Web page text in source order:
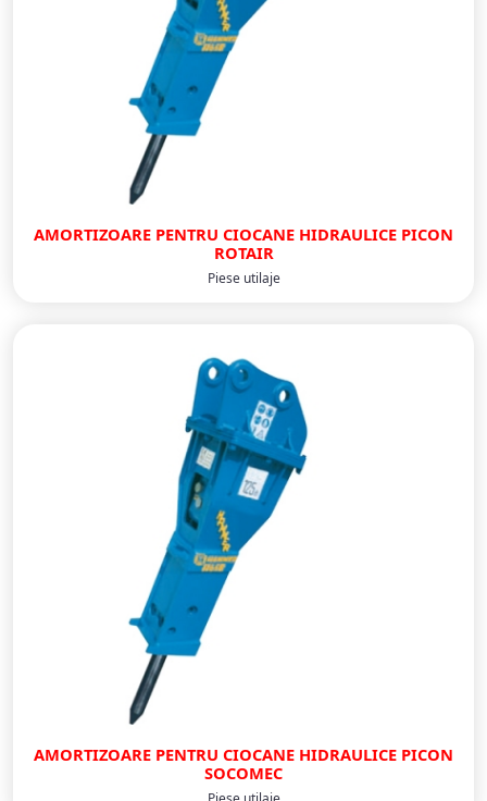
AMORTIZOARE PENTRU CIOCANE HIDRAULICE PICON
ROTAIR
Piese utilaje
AMORTIZOARE PENTRU CIOCANE HIDRAULICE PICON
SOCOMEC